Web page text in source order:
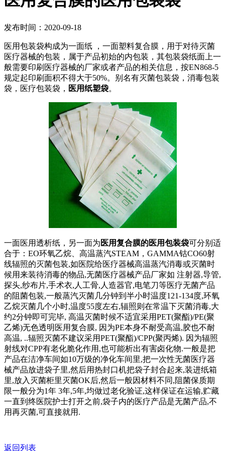
发布时间：2020-09-18
医用包装袋构成为一面纸 ，一面塑料复合膜，用于对待灭菌
医疗器械的包装，属于产品初始的内包装，其包装袋纸面上一
般需要印刷医疗器械的厂家或者产品的相关信息，按EN868-5
规定起印刷面积不得大于50%。别名有灭菌包装袋，消毒包装
袋，医疗包装袋， 医用纸塑袋。
一面医用透析纸，另一面为 医用复合膜的医用包装袋可分别适
合于：EO环氧乙烷、高温蒸汽STEAM，GAMMA钴CO60射
线辐照的灭菌包装,如医院给医疗器械高温蒸汽消毒或灭菌时
候用来装待消毒的物品,无菌医疗器械产品厂家如 注射器,导管,
探头,纱布片,手术衣,人工骨,人造器官,电笔刀等医疗无菌产品
的阻菌包装,一般蒸汽灭菌几分钟到半小时温度121-134度,环氧
乙烷灭菌几个小时,温度55度左右,辐照则在常温下灭菌消毒,大
约2分钟即可完毕, 高温灭菌时候不适宜采用PET(聚酯)/PE(聚
乙烯)无色透明医用复合膜, 因为PE本身不耐受高温,胶也不耐
高温, ..辐照灭菌不建议采用PET(聚酯)/CPP(聚丙烯). 因为辐照
射线对CPP有老化脆化作用,也可能析出有害卤化物.一般是把
产品在洁净车间如10万级的净化车间里,把一次性无菌医疗器
械产品放进袋子里,然后用热封口机把袋子封合起来,装进纸箱
里,放入灭菌柜里灭菌OK后,然后一般因材料不同,阻菌保质期
限一般分为1年 3年,5年,均做过老化验证,这样保证在运输,贮藏
一直到终医院护士打开之前,袋子内的医疗产品是无菌产品,不
用再灭菌,可直接就用.
返回列表